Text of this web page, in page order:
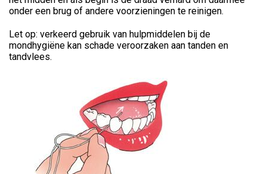
onder een brug of andere voorzieningen te reinigen.
Let op: verkeerd gebruik van hulpmiddelen bij de
mondhygiëne kan schade veroorzaken aan tanden en
tandvlees.